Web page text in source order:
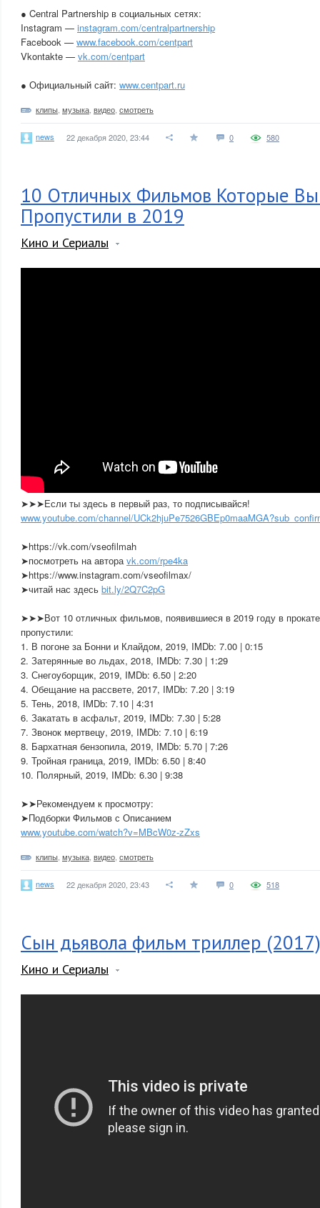
● Central Partnership в социальных сетях:
Instagram — instagram.com/centralpartnership
Facebook — www.facebook.com/centpart
Vkontakte — vk.com/centpart
● Официальный сайт: www.centpart.ru
клипы музыка видео смотреть
news 22 декабря 2020, 23:44 0 580
10 Отличных Фильмов Которые
Пропустили в 2019
Кино и Сериалы
➤➤➤Если ты здесь в первый раз, то подписывайся!
www.youtube.com/channel/
➤https://vk.com/vseofilmah
➤посмотреть на автораvk.com/rpe4ka
➤https://www.instagram.com/vseofilmax/
➤читай нас здесь bit.ly/2Q7C2pG
➤➤➤Вот 10 отличных фильмов, появившиеся в 2019 году в
пропустили:
1. В погоне за Бонни и Клайдом, 2019, IMDb: 7.00 | 0:15
2. Затерянные во льдах, 2018, IMDb: 7.30 | 1:29
3. Снегоуборщик, 2019, IMDb: 6.50 | 2:20
4. Обещание на рассвете, 2017, IMDb: 7.20 | 3:19
5. Тень, 2018, IMDb: 7.10 | 4:31
6. Закатать в асфальт, 2019, IMDb: 7.30 | 5:28
7. Звонок мертвецу, 2019, IMDb: 7.10 | 6:19
8. Бархатная бензопила, 2019, IMDb: 5.70 | 7:26
9. Тройная граница, 2019, IMDb: 6.50 | 8:40
10. Полярный, 2019, IMDb: 6.30 | 9:38
➤➤Рекомендуем к просмотру:
➤Подборки Фильмов с Описанием
www.youtube.com/watch?v=MBcW0z-zZxs
клипы музыка видео смотреть
news 22 декабря 2020, 23:43 0 518
Сын дьявола фильм триллер (2017)
Кино и Сериалы